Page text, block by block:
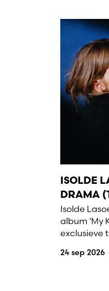
ISOLDE
DRAMA
Isolde
album 'My
exclusieve
24 sep 2026